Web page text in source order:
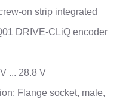
on strip integrated
DRIVE-CLiQ encoder
... 28.8 V
Flange socket, male,